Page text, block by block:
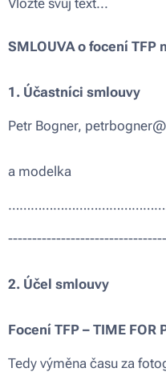
Vložte svůj text...
SMLOUVA o focení
1. Účastníci smlouvy
Petr Bogner,
a modelka
2. Účel smlouvy
Focení TFP – TIME FOR
Tedy výměna času za